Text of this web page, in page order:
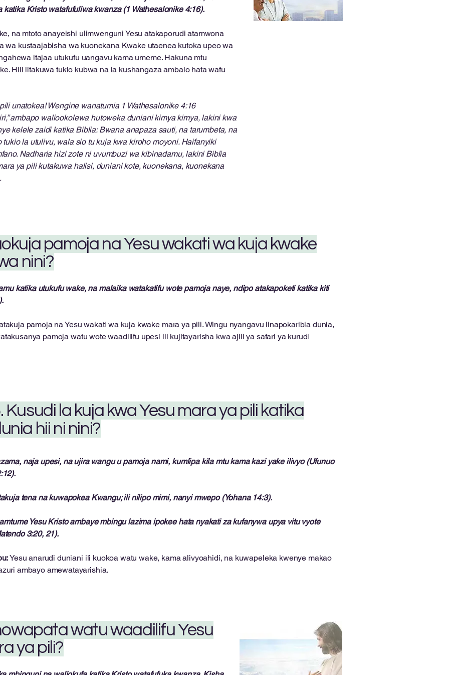
Kristo watafufuliwa kwanza (1 Wathesalonike 4:16).
na mtoto anayeishi ulimwenguni Yesu atakaporudi atamwona
wa kustaajabisha wa kuonekana Kwake utaenea kutoka upeo wa
itajaa utukufu uangavu kama umeme. Hakuna mtu
Hili litakuwa tukio kubwa na la kushangaza ambalo hata wafu
unatokea! Wengine wanatumia 1 Wathesalonike 4:16
ambapo waliookolewa hutoweka duniani kimya kimya, lakini kwa
kelele zaidi katika Biblia: Bwana anapaza sauti, na tarumbeta, na
la utulivu, wala sio tu kuja kwa kiroho moyoni. Haifanyiki
Nadharia hizi zote ni uvumbuzi wa kibinadamu, lakini Biblia
ya pili kutakuwa halisi, duniani kote, kuonekana, kuonekana
pamoja na Yesu wakati wa kuja kwake
nini?
katika utukufu wake, na malaika watakatifu wote pamoja naye, ndipo atakapoketi katika kiti
pamoja na Yesu wakati wa kuja kwake mara ya pili. Wingu nyangavu linapokaribia dunia,
pamoja watu wote waadilifu upesi ili kujitayarisha kwa ajili ya safari ya kurudi
Kusudi la kuja kwa Yesu mara ya pili katika
hii ni nini?
naja upesi, na ujira wangu u pamoja nami, kumlipa kila mtu kama kazi yake ilivyo (Ufunuo
tena na kuwapokea Kwangu; ili nilipo mimi, nanyi mwepo (Yohana 14:3).
Yesu Kristo ambaye mbingu lazima ipokee hata nyakati za kufanywa upya vitu vyote
3:20, 21).
Yesu anarudi duniani ili kuokoa watu wake, kama alivyoahidi, na kuwapeleka kwenye makao
ambayo amewatayarishia.
watu waadilifu Yesu
ya pili?